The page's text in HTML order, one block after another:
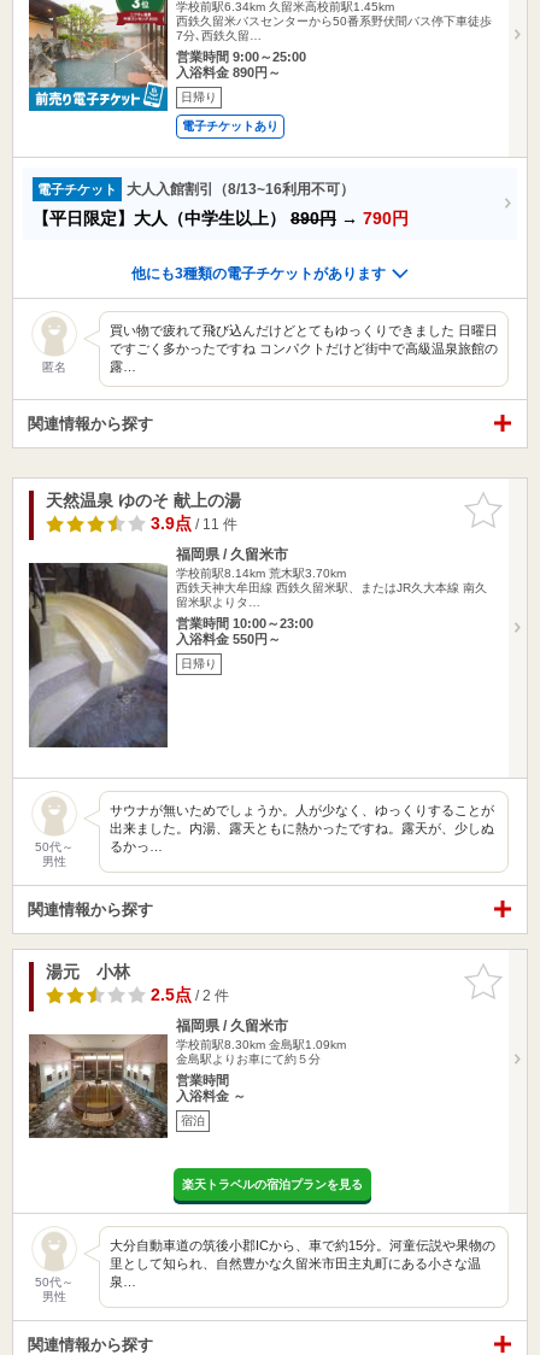
学校前駅6.34km 久留米高校前駅1.45km
西鉄久留米バスセンターから50番系野伏間バス停下車徒歩
7分､西鉄久留…
営業時間 9:00～25:00
入浴料金 890円～
日帰り
電子チケットあり
電子チケット 大人入館割引（8/13~16利用不可）
【平日限定】大人（中学生以上） 890円 → 790円
他にも3種類の電子チケットがあります
匿名
買い物で疲れて飛び込んだけどとてもゆっくりできました 日曜日
ですごく多かったですね コンパクトだけど街中で高級温泉旅館の
露…
関連情報から探す
お気に入
りに追加
天然温泉 ゆのそ 献上の湯
3.9点/ 11 件
福岡県 / 久留米市
学校前駅8.14km 荒木駅3.70km
西鉄天神大牟田線 西鉄久留米駅、またはJR久大本線 南久
留米駅よりタ…
営業時間 10:00～23:00
入浴料金 550円～
日帰り
50代～
男性
サウナが無いためでしょうか。人が少なく、ゆっくりすることが
出来ました。内湯、露天ともに熱かったですね。露天が、少しぬ
るかっ…
関連情報から探す
お気に入
りに追加
湯元 小林
2.5点/ 2 件
福岡県 / 久留米市
学校前駅8.30km 金島駅1.09km
金島駅よりお車にて約５分
営業時間
入浴料金 ～
宿泊
楽天トラベルの宿泊プランを見る
50代～
男性
大分自動車道の筑後小郡ICから、車で約15分。河童伝説や果物の
里として知られ、自然豊かな久留米市田主丸町にある小さな温
泉…
関連情報から探す